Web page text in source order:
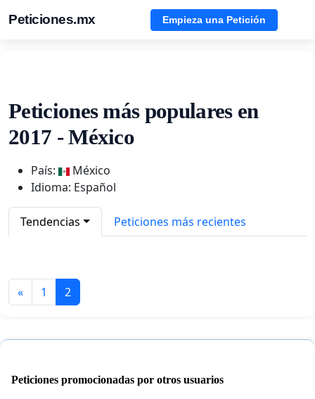
Peticiones.mx Empieza una Petición
Peticiones más populares en
2017 - México
País:
México
Idioma: Español
Tendencias Peticiones más recientes
« 1 2
Peticiones promocionadas por otros usuarios